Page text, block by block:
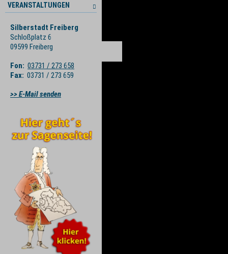
VERANSTALTUNGEN
Silberstadt Freiberg
Schloßplatz 6
09599 Freiberg
Fon: 03731 / 273 658
Fax: 03731 / 273 659
>> E-Mail senden